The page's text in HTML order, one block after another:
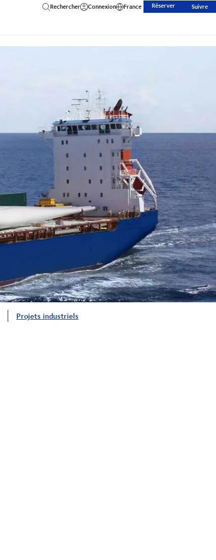
Rechercher Connexion France Réserver Suivre
Projets industriels